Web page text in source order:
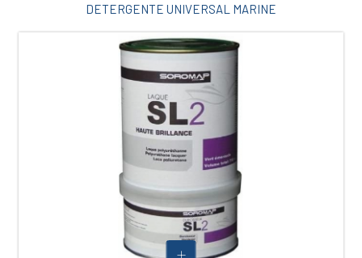
DETERGENTE UNIVERSAL MARINE